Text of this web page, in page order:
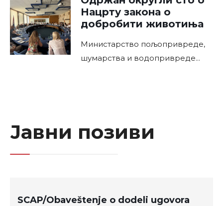
Нацрту закона о
добробити животиња
Министарство пољопривреде,
шумарства и водопривреде...
Јавни позиви
SCAP/Obaveštenje o dodeli ugovora